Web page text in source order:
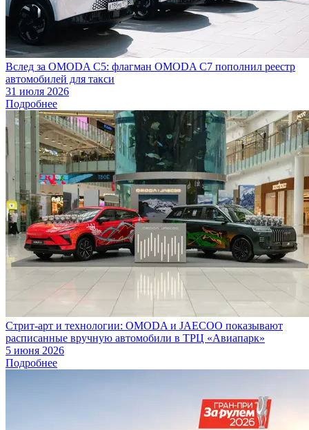
Вслед за OMODA C5: флагман OMODA C7 пополнил реестр
автомобилей для такси
31 июля 2026
Подробнее
Стрит-арт и технологии: OMODA и JAECOO показывают
расписанные вручную автомобили в ТРЦ «Авиапарк»
5 июня 2026
Подробнее